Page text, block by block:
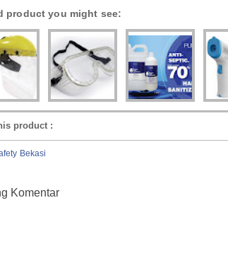
product you might see:
product :
Bekasi
Komentar